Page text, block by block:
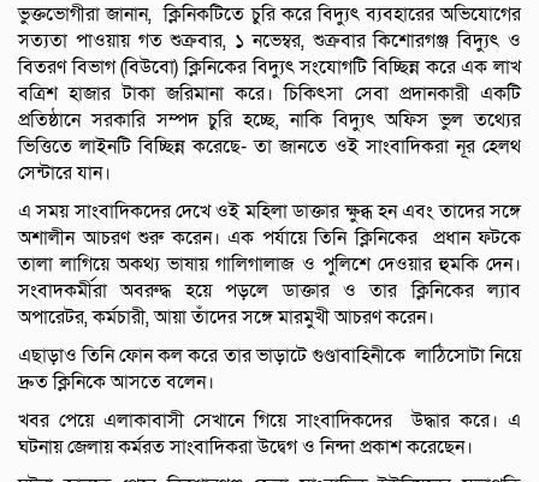
ভুক্তভোগীরা জানান, ক্লিনিকটিতে চুরি করে বিদ্যুৎ ব্যবহারের অভিযোগের
সত্যতা পাওয়ায় গত শুক্রবার, ১ নভেম্বর, শুক্রবার কিশোরগঞ্জ বিদ্যুৎ ও
বিতরণ বিভাগ (বিউবো) ক্লিনিকের বিদ্যুৎ সংযোগটি বিচ্ছিন্ন করে এক লাখ
বত্রিশ হাজার টাকা জরিমানা করে। চিকিৎসা সেবা প্রদানকারী একটি
প্রতিষ্ঠানে সরকারি সম্পদ চুরি হচ্ছে, নাকি বিদ্যুৎ অফিস ভুল তথ্যের
ভিত্তিতে লাইনটি বিচ্ছিন্ন করেছে- তা জানতে ওই সাংবাদিকরা নূর হেলথ
সেন্টারে যান।
এ সময় সাংবাদিকদের দেখে ওই মহিলা ডাক্তার ক্ষুব্ধ হন এবং তাদের সঙ্গে
অশালীন আচরণ শুরু করেন। এক পর্যায়ে তিনি ক্লিনিকের প্রধান ফটকে
তালা লাগিয়ে অকথ্য ভাষায় গালিগালাজ ও পুলিশে দেওয়ার হুমকি দেন।
সংবাদকর্মীরা অবরুদ্ধ হয়ে পড়লে ডাক্তার ও তার ক্লিনিকের ল্যাব
অপারেটর, কর্মচারী, আয়া তাঁদের সঙ্গে মারমুখী আচরণ করেন।
এছাড়াও তিনি ফোন কল করে তার ভাড়াটে গুণ্ডাবাহিনীকে লাঠিসোটা নিয়ে
দ্রুত ক্লিনিকে আসতে বলেন।
খবর পেয়ে এলাকাবাসী সেখানে গিয়ে সাংবাদিকদের উদ্ধার করে। এ
ঘটনায় জেলায় কর্মরত সাংবাদিকরা উদ্বেগ ও নিন্দা প্রকাশ করেছেন।